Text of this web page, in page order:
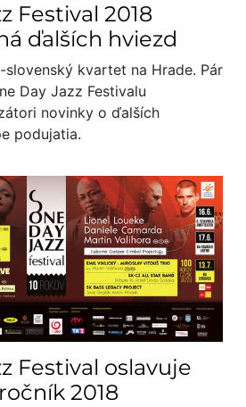
Festival 2018
ďalších hviezd
kvartet na Hrade. Pár
Day Jazz Festivalu
novinky o ďalších
podujatia.
Festival oslavuje
2018